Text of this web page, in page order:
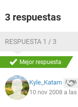
3 respuestas
RESPUESTA 1 / 3
Mejor respuesta
Kyle_Katarn
10 nov 2008 a